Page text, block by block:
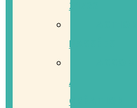
21/22
PASSÉES
/
CRÉATION